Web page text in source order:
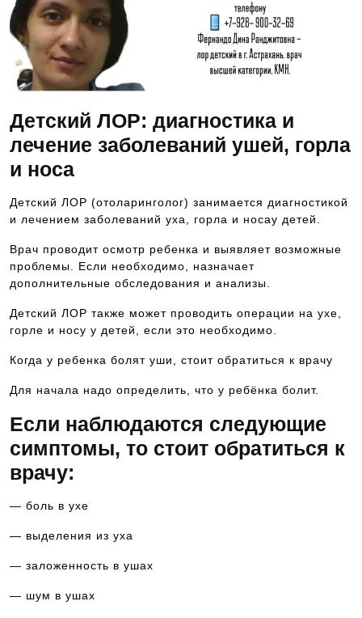
Детский ЛОР: диагностика и
лечение заболеваний ушей, горла
и носа
Детский ЛОР (отоларинголог) занимается диагностикой
и лечением заболеваний уха, горла и носау детей.
Врач проводит осмотр ребенка и выявляет возможные
проблемы. Если необходимо, назначает
дополнительные обследования и анализы.
Детский ЛОР также может проводить операции на ухе,
горле и носу у детей, если это необходимо.
Когда у ребенка болят уши, стоит обратиться к врачу
Для начала надо определить, что у ребёнка болит.
Если наблюдаются следующие
симптомы, то стоит обратиться к
врачу:
— боль в ухе
— выделения из уха
— заложенность в ушах
— шум в ушах